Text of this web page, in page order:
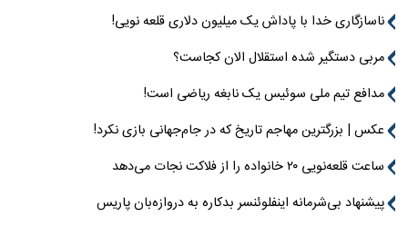
ناسازگاری خدا با پاداش یک میلیون دلاری قلعه نویی!
مربی دستگیر شده استقلال الان کجاست؟
مدافع تیم ملی سوئیس یک نابغه ریاضی است!
عکس | بزرگترین مهاجم تاریخ که در جام‌جهانی بازی نکرد!
ساعت قلعه‌نویی ۲۰ خانواده را از فلاکت نجات می‌دهد
پیشنهاد بی‌شرمانه اینفلوئنسر بدکاره به دروازه‌بان پاریس